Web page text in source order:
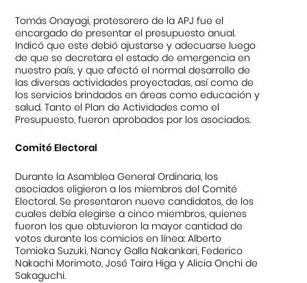
Tomás Onayagi, protesorero de la APJ fue el
encargado de presentar el presupuesto anual.
Indicó que este debió ajustarse y adecuarse luego
de que se decretara el estado de emergencia en
nuestro país, y que afectó el normal desarrollo de
las diversas actividades proyectadas, así como de
los servicios brindados en áreas como educación y
salud. Tanto el Plan de Actividades como el
Presupuesto, fueron aprobados por los asociados.
Comité Electoral
Durante la Asamblea General Ordinaria, los
asociados eligieron a los miembros del Comité
Electoral. Se presentaron nueve candidatos, de los
cuales debía elegirse a cinco miembros, quienes
fueron los que obtuvieron la mayor cantidad de
votos durante los comicios en línea: Alberto
Tomioka Suzuki, Nancy Galla Nakankari, Federico
Nakachi Morimoto, José Taira Higa y Alicia Onchi de
Sakaguchi.